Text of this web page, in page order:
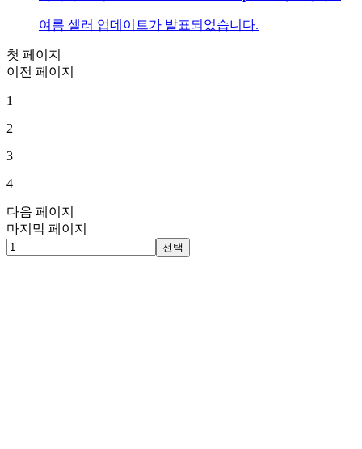
여름 셀러 업데이트가 발표되었습니다.
첫 페이지
이전 페이지
1
2
3
4
다음 페이지
마지막 페이지
선택